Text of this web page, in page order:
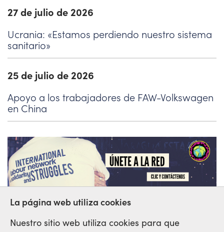
27 de julio de 2026
Ucrania: «Estamos perdiendo nuestro sistema
sanitario»
25 de julio de 2026
Apoyo a los trabajadores de FAW-Volkswagen
en China
La página web utiliza cookies
Nuestro sitio web utiliza cookies para que